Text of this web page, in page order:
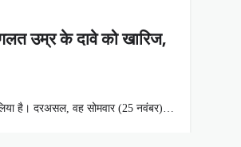
उम्र के दावे को खारिज,
है। दरअसल, वह सोमवार (25 नवंबर)…